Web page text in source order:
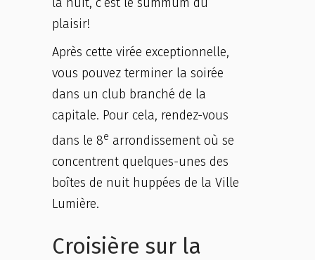
plaisir!
Après cette virée exceptionnelle,
vous pouvez terminer la soirée
dans un club branché de la
capitale. Pour cela, rendez-vous
dans le 8e arrondissement où se
concentrent quelques-unes des
boîtes de nuit huppées de la Ville
Lumière.
Croisière sur la